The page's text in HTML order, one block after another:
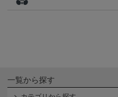
一覧から探す